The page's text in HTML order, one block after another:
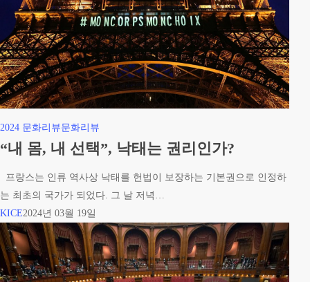
인
류
|
배
완
목
서
문
교
회)
“내
몸,
선
택”,
낙
태
는
권
2024 문화리뷰문화리뷰
“내 몸, 내 선택”, 낙태는 권리인가?
프랑스는 인류 역사상 낙태를 헌법이 보장하는 기본권으로 인정하
는 최초의 국가가 되었다. 그 날 저녁…
KICE2024년 03월 19일